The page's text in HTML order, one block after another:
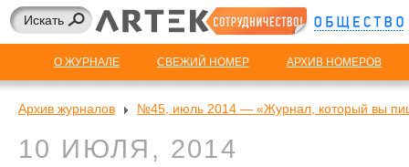
О ЖУРНАЛЕ СВЕЖИЙ НОМЕР АРХИВ НОМЕРОВ
Архив журналов №45, июль 2014 — «Журнал, который вы
10 ИЮЛЯ, 2014